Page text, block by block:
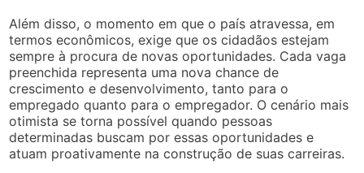
Além disso, o momento em que o país atravessa, em
termos econômicos, exige que os cidadãos estejam
sempre à procura de novas oportunidades. Cada vaga
preenchida representa uma nova chance de
crescimento e desenvolvimento, tanto para o
empregado quanto para o empregador. O cenário mais
otimista se torna possível quando pessoas
determinadas buscam por essas oportunidades e
atuam proativamente na construção de suas carreiras.